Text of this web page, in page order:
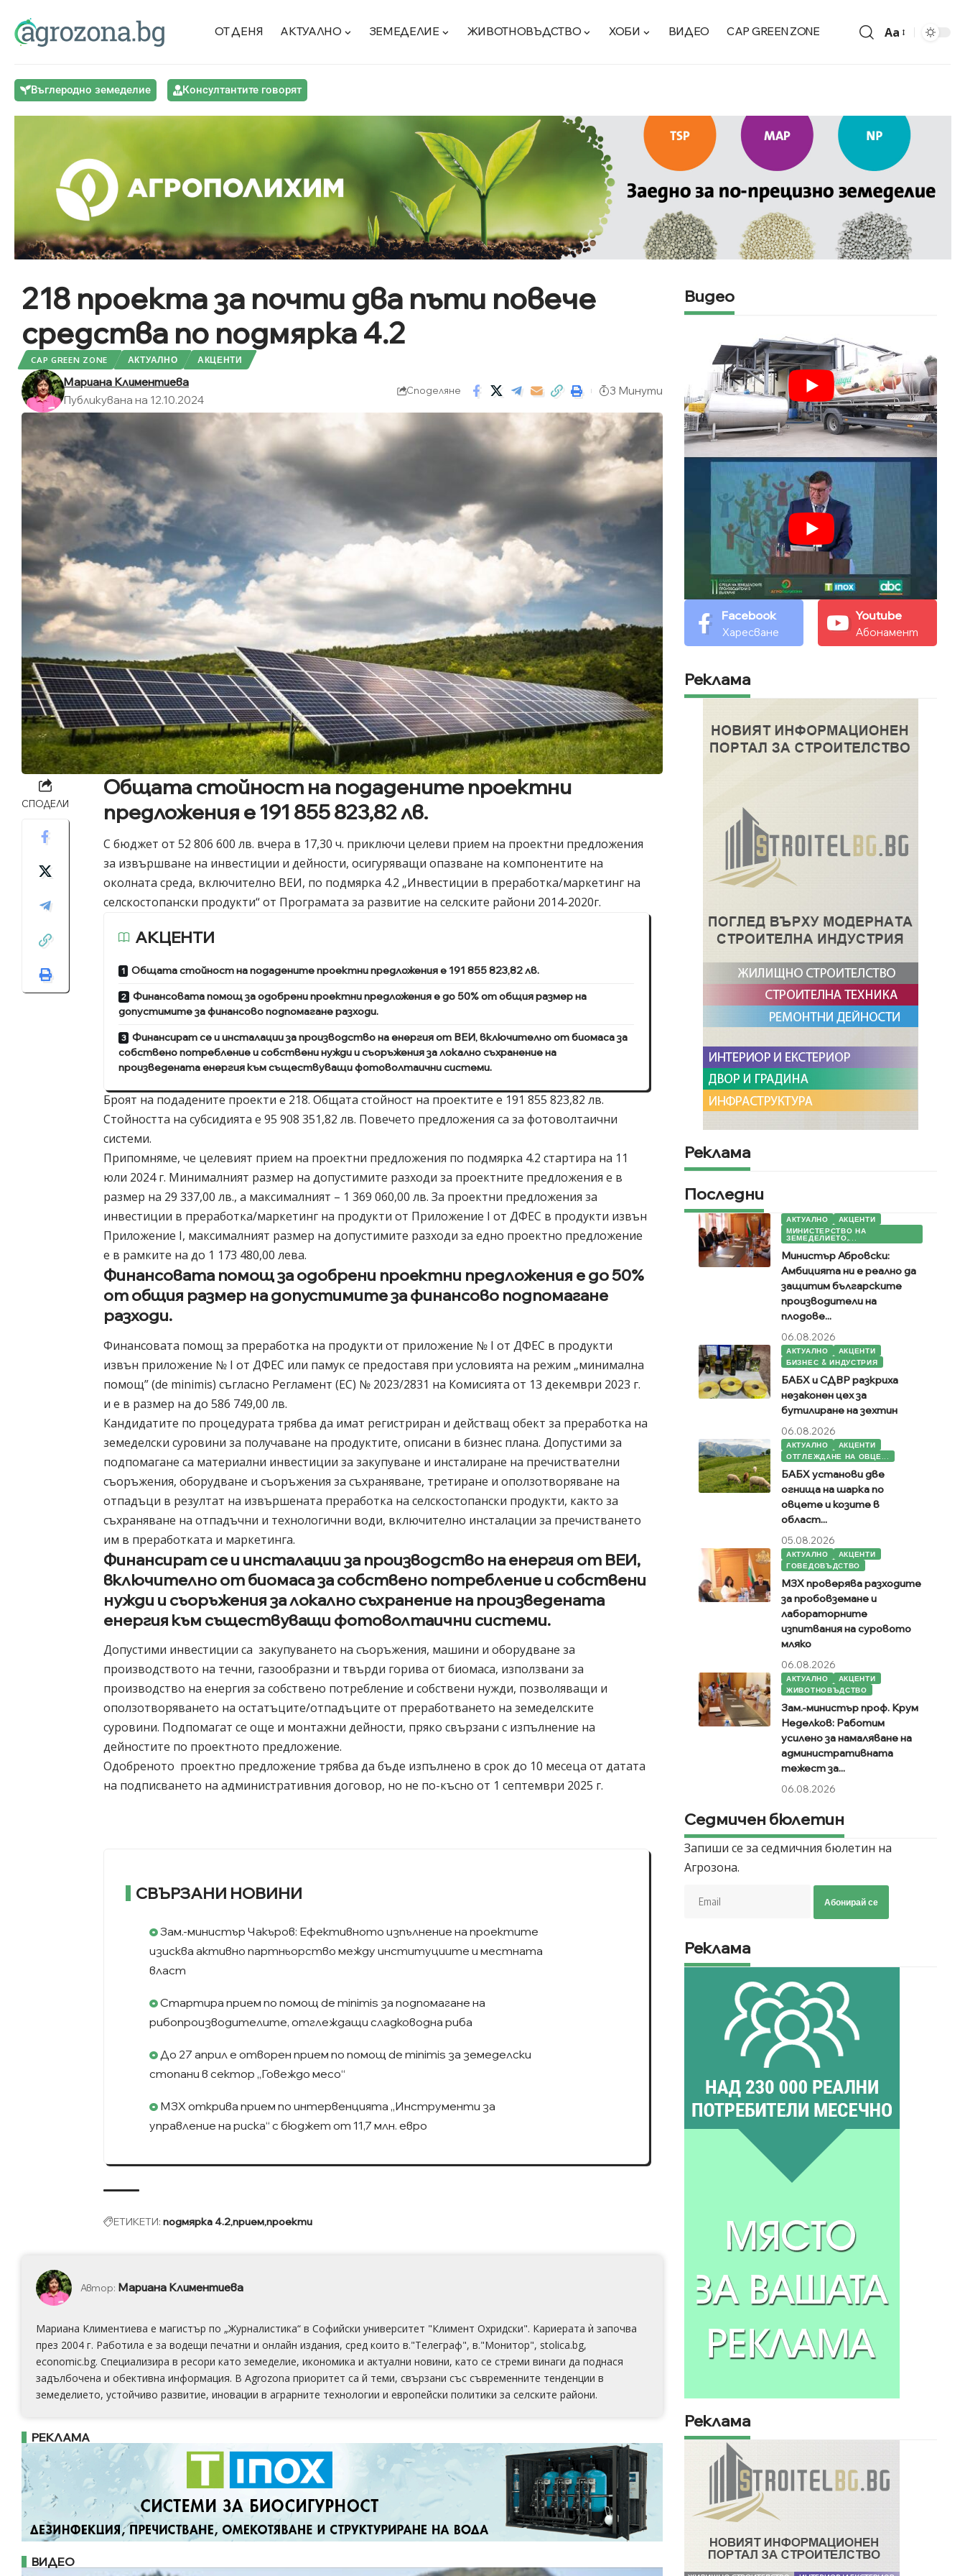
ОТ ДЕНЯ АКТУАЛНО ЗЕМЕДЕЛИЕ ЖИВОТНОВЪДСТВО ХОБИ ВИДЕО CAP GREEN ZONE Aa
Въглеродно земеделие Консултантите говорят
218 проекта за почти два пъти повече
средства по подмярка 4.2
CAP GREEN ZONE АКТУАЛНО АКЦЕНТИ
Мариана Климентиева
Публикувана на 12.10.2024
Споделяне 3 Минути
СПОДЕЛИ
Общата стойност на подадените проектни
предложения е 191 855 823,82 лв.
С бюджет от 52 806 600 лв. вчера в 17,30 ч. приключи целеви прием на проектни предложения
за извършване на инвестиции и дейности, осигуряващи опазване на компонентите на
околната среда, включително ВЕИ, по подмярка 4.2 „Инвестиции в преработка/маркетинг на
селскостопански продукти“ от Програмата за развитие на селските райони 2014-2020г.
АКЦЕНТИ
Общата стойност на подадените проектни предложения е 191 855 823,82 лв.
Финансовата помощ за одобрени проектни предложения е до 50% от общия размер на
допустимите за финансово подпомагане разходи.
Финансират се и инсталации за производство на енергия от ВЕИ, включително от биомаса за
собствено потребление и собствени нужди и съоръжения за локално съхранение на
произведената енергия към съществуващи фотоволтаични системи.
Броят на подадените проекти е 218. Общата стойност на проектите е 191 855 823,82 лв.
Стойността на субсидията е 95 908 351,82 лв. Повечето предложения са за фотоволтаични
системи.
Припомняме, че целевият прием на проектни предложения по подмярка 4.2 стартира на 11
юли 2024 г. Минималният размер на допустимите разходи за проектните предложения е в
размер на 29 337,00 лв., а максималният – 1 369 060,00 лв. За проектни предложения за
инвестиции в преработка/маркетинг на продукти от Приложение I от ДФЕС в продукти извън
Приложение I, максималният размер на допустимите разходи за едно проектно предложение
е в рамките на до 1 173 480,00 лева.
Финансовата помощ за одобрени проектни предложения е до 50%
от общия размер на допустимите за финансово подпомагане
разходи.
Финансовата помощ за преработка на продукти от приложение № І от ДФЕС в продукти
извън приложение № І от ДФЕС или памук се предоставя при условията на режим „минимална
помощ” (de minimis) съгласно Регламент (ЕС) № 2023/2831 на Комисията от 13 декември 2023 г.
и е в размер на до 586 749,00 лв.
Кандидатите по процедурата трябва да имат регистриран и действащ обект за преработка на
земеделски суровини за получаване на продуктите, описани в бизнес плана. Допустими за
подпомагане са материални инвестиции за закупуване и инсталиране на пречиствателни
съоръжения, оборудване и съоръжения за съхраняване, третиране и оползотворяване на
отпадъци в резултат на извършената преработка на селскостопански продукти, както за
съхраняване на отпадъчни и технологични води, включително инсталации за пречистването
им в преработката и маркетинга.
Финансират се и инсталации за производство на енергия от ВЕИ,
включително от биомаса за собствено потребление и собствени
нужди и съоръжения за локално съхранение на произведената
енергия към съществуващи фотоволтаични системи.
Допустими инвестиции са закупуването на съоръжения, машини и оборудване за
производството на течни, газообразни и твърди горива от биомаса, използвани за
производство на енергия за собствено потребление и собствени нужди, позволяващи и
оползотворяването на остатъците/отпадъците от преработването на земеделските
суровини. Подпомагат се още и монтажни дейности, пряко свързани с изпълнение на
дейностите по проектното предложение.
Одобреното проектно предложение трябва да бъде изпълнено в срок до 10 месеца от датата
на подписването на административния договор, но не по-късно от 1 септември 2025 г.
СВЪРЗАНИ НОВИНИ
Зам.-министър Чакъров: Ефективното изпълнение на проектите
изисква активно партньорство между институциите и местната
власт
Стартира прием по помощ de minimis за подпомагане на
рибопроизводителите, отглеждащи сладководна риба
До 27 април е отворен прием по помощ de minimis за земеделски
стопани в сектор „Говеждо месо“
МЗХ открива прием по интервенцията „Инструменти за
управление на риска“ с бюджет от 11,7 млн. евро
ЕТИКЕТИ: подмярка 4.2приемпроекти
Автор: Мариана Климентиева
Мариана Климентиева е магистър по „Журналистика“ в Софийски университет "Климент Охридски". Кариерата ѝ започва
през 2004 г. Работила е за водещи печатни и онлайн издания, сред които в."Телеграф", в."Монитор", stolica.bg,
economic.bg. Специализира в ресори като земеделие, икономика и актуални новини, като се стреми винаги да поднася
задълбочена и обективна информация. В Аgrozona приоритет са й теми, свързани със съвременните тенденции в
земеделието, устойчиво развитие, иновации в аграрните технологии и европейски политики за селските райони.
РЕКЛАМА
ВИДЕО
Видео
Facebook
Харесване
Youtube
Абонамент
Реклама
Реклама
Последни
АКТУАЛНО
АКЦЕНТИ
МИНИСТЕРСТВО НА
ЗЕМЕДЕЛИЕТО,...
Министър Абровски:
Амбицията ни е реално да
защитим българските
производители на
плодове...
06.08.2026
АКТУАЛНО
АКЦЕНТИ
БИЗНЕС & ИНДУСТРИЯ
БАБХ и СДВР разкриха
незаконен цех за
бутилиране на зехтин
06.08.2026
АКТУАЛНО
АКЦЕНТИ
ОТГЛЕЖДАНЕ НА ОВЦЕ...
БАБХ установи две
огнища на шарка по
овцете и козите в
област...
05.08.2026
АКТУАЛНО
АКЦЕНТИ
ГОВЕДОВЪДСТВО
МЗХ проверява разходите
за пробовземане и
лабораторните
изпитвания на суровото
мляко
06.08.2026
АКТУАЛНО
АКЦЕНТИ
ЖИВОТНОВЪДСТВО
Зам.-министър проф. Крум
Неделков: Работим
усилено за намаляване на
административната
тежест за...
06.08.2026
Седмичен бюлетин
Запиши се за седмичния бюлетин на
Агрозона.
Абонирай се
Реклама
Реклама